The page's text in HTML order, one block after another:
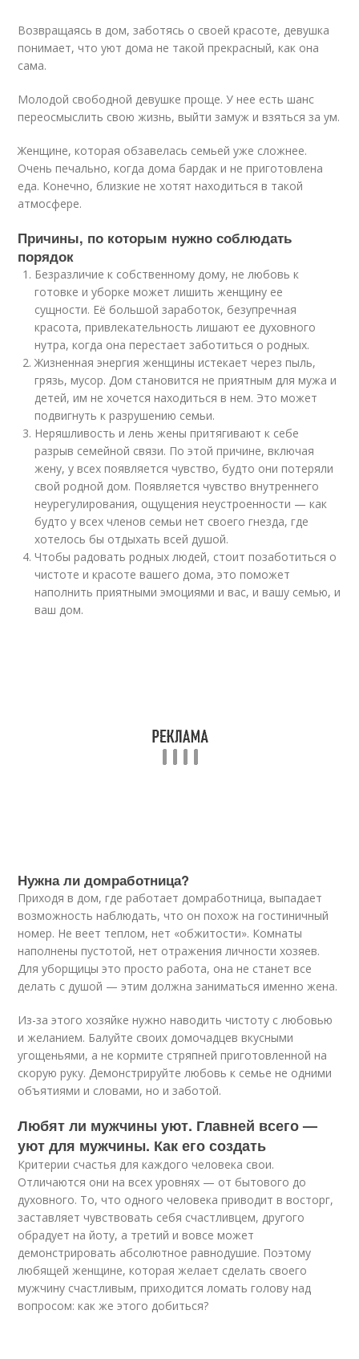
Возвращаясь в дом, заботясь о своей красоте, девушка
понимает, что уют дома не такой прекрасный, как она
сама.
Молодой свободной девушке проще. У нее есть шанс
переосмыслить свою жизнь, выйти замуж и взяться за ум.
Женщине, которая обзавелась семьей уже сложнее.
Очень печально, когда дома бардак и не приготовлена
еда. Конечно, близкие не хотят находиться в такой
атмосфере.
Причины, по которым нужно соблюдать
порядок
Безразличие к собственному дому, не любовь к
готовке и уборке может лишить женщину ее
сущности. Её большой заработок, безупречная
красота, привлекательность лишают ее духовного
нутра, когда она перестает заботиться о родных.
Жизненная энергия женщины истекает через пыль,
грязь, мусор. Дом становится не приятным для мужа и
детей, им не хочется находиться в нем. Это может
подвигнуть к разрушению семьи.
Неряшливость и лень жены притягивают к себе
разрыв семейной связи. По этой причине, включая
жену, у всех появляется чувство, будто они потеряли
свой родной дом. Появляется чувство внутреннего
неурегулирования, ощущения неустроенности — как
будто у всех членов семьи нет своего гнезда, где
хотелось бы отдыхать всей душой.
Чтобы радовать родных людей, стоит позаботиться о
чистоте и красоте вашего дома, это поможет
наполнить приятными эмоциями и вас, и вашу семью, и
ваш дом.
Нужна ли домработница?
Приходя в дом, где работает домработница, выпадает
возможность наблюдать, что он похож на гостиничный
номер. Не веет теплом, нет «обжитости». Комнаты
наполнены пустотой, нет отражения личности хозяев.
Для уборщицы это просто работа, она не станет все
делать с душой — этим должна заниматься именно жена.
Из-за этого хозяйке нужно наводить чистоту с любовью
и желанием. Балуйте своих домочадцев вкусными
угощеньями, а не кормите стряпней приготовленной на
скорую руку. Демонстрируйте любовь к семье не одними
объятиями и словами, но и заботой.
Любят ли мужчины уют. Главней всего —
уют для мужчины. Как его создать
Критерии счастья для каждого человека свои.
Отличаются они на всех уровнях — от бытового до
духовного. То, что одного человека приводит в восторг,
заставляет чувствовать себя счастливцем, другого
обрадует на йоту, а третий и вовсе может
демонстрировать абсолютное равнодушие. Поэтому
любящей женщине, которая желает сделать своего
мужчину счастливым, приходится ломать голову над
вопросом: как же этого добиться?